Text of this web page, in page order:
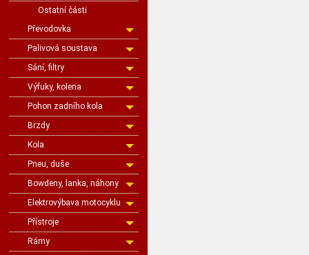
Ostatní části
Převodovka
Palivová soustava
Sání, filtry
Výfuky, kolena
Pohon zadního kola
Brzdy
Kola
Pneu, duše
Bowdeny, lanka, náhony
Elektrovýbava motocyklu
Přístroje
Rámy